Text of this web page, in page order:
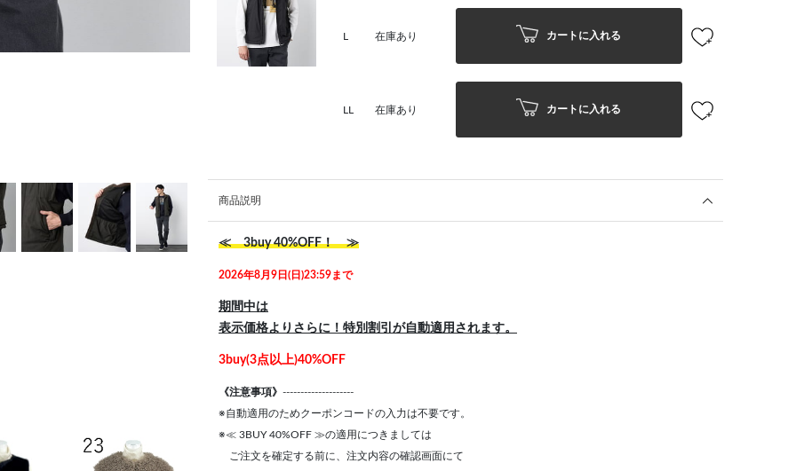
L 在庫あり カートに入れる
LL 在庫あり カートに入れる
商品説明
≪ 3buy 40%OFF！ ≫
2026年8月9日(日)23:59まで
期間中は
表示価格よりさらに！特別割引が自動適用されます。
3buy(3点以上)40%OFF
《注意事項》 --------------------
※自動適用のためクーポンコードの入力は不要です。
※≪ 3BUY 40%OFF ≫の適用につきましては
ご注文を確定する前に、注文内容の確認画面にて